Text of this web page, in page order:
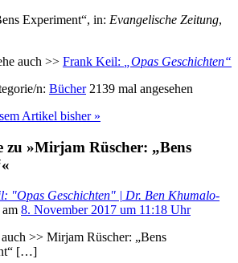
Experiment“, in: Evangelische Zeitung,
auch >> Frank Keil:
„Opas Geschichten“
n: Bücher 2139 mal angesehen
Artikel bisher »
zu »Mirjam Rüscher: „Bens
"Opas Geschichten" | Dr. Ben Khumalo-
am 8. November 2017 um 11:18 Uhr
>> Mirjam Rüscher: „Bens
[…]